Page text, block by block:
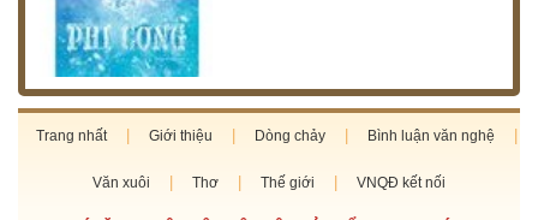
Trang nhất Giới thiệu Dòng chảy Bình luận văn nghệ
Văn xuôi Thơ Thế giới VNQĐ kết nối